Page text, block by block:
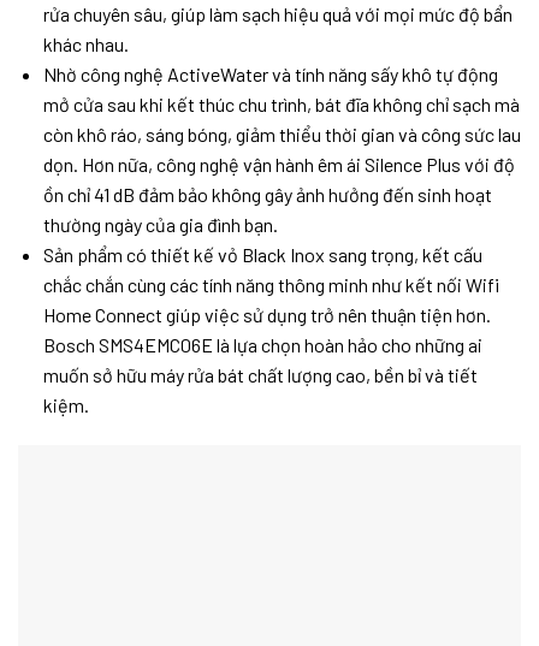
rửa chuyên sâu, giúp làm sạch hiệu quả với mọi mức độ bẩn
khác nhau.
Nhờ công nghệ ActiveWater và tính năng sấy khô tự động
mở cửa sau khi kết thúc chu trình, bát đĩa không chỉ sạch mà
còn khô ráo, sáng bóng, giảm thiểu thời gian và công sức lau
dọn. Hơn nữa, công nghệ vận hành êm ái Silence Plus với độ
ồn chỉ 41 dB đảm bảo không gây ảnh hưởng đến sinh hoạt
thường ngày của gia đình bạn.
Sản phẩm có thiết kế vỏ Black Inox sang trọng, kết cấu
chắc chắn cùng các tính năng thông minh như kết nối Wifi
Home Connect giúp việc sử dụng trở nên thuận tiện hơn.
Bosch SMS4EMC06E là lựa chọn hoàn hảo cho những ai
muốn sở hữu máy rửa bát chất lượng cao, bền bỉ và tiết
kiệm.